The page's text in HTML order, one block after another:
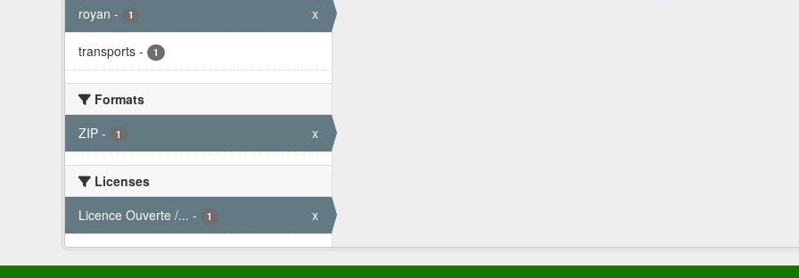
royan - 1 x
transports - 1
Formats
ZIP - 1 x
Licenses
Licence Ouverte /... - 1 x